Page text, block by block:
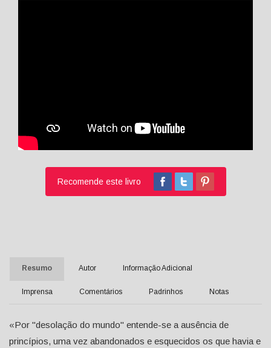
Recomende este livro
Resumo Autor Informação Adicional
Imprensa Comentários Padrinhos Notas
«Por "desolação do mundo" entende-se a ausência de
princípios, uma vez abandonados e esquecidos os que havia e